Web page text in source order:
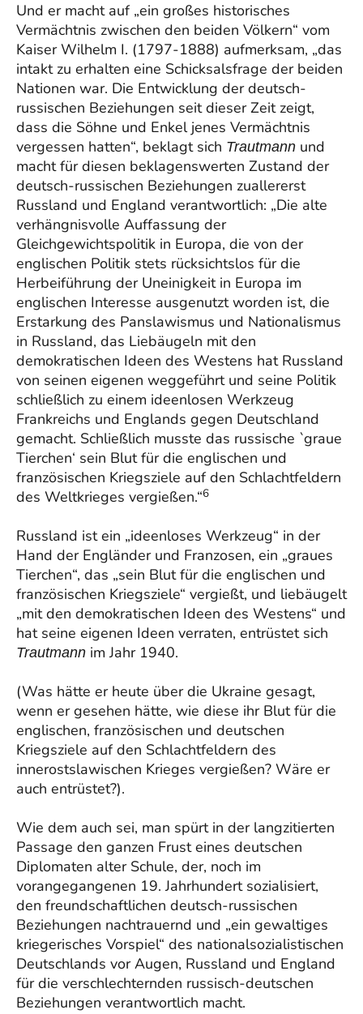
Und er macht auf „ein großes historisches
Vermächtnis zwischen den beiden Völkern“ vom
Kaiser Wilhelm I. (1797-1888) aufmerksam, „das
intakt zu erhalten eine Schicksalsfrage der beiden
Nationen war. Die Entwicklung der deutsch-
russischen Beziehungen seit dieser Zeit zeigt,
dass die Söhne und Enkel jenes Vermächtnis
vergessen hatten“, beklagt sich Trautmann und
macht für diesen beklagenswerten Zustand der
deutsch-russischen Beziehungen zuallererst
Russland und England verantwortlich: „Die alte
verhängnisvolle Auffassung der
Gleichgewichtspolitik in Europa, die von der
englischen Politik stets rücksichtslos für die
Herbeiführung der Uneinigkeit in Europa im
englischen Interesse ausgenutzt worden ist, die
Erstarkung des Panslawismus und Nationalismus
in Russland, das Liebäugeln mit den
demokratischen Ideen des Westens hat Russland
von seinen eigenen weggeführt und seine Politik
schließlich zu einem ideenlosen Werkzeug
Frankreichs und Englands gegen Deutschland
gemacht. Schließlich musste das russische `graue
Tierchen‘ sein Blut für die englischen und
französischen Kriegsziele auf den Schlachtfeldern
des Weltkrieges vergießen.“6
Russland ist ein „ideenloses Werkzeug“ in der
Hand der Engländer und Franzosen, ein „graues
Tierchen“, das „sein Blut für die englischen und
französischen Kriegsziele“ vergießt, und liebäugelt
„mit den demokratischen Ideen des Westens“ und
hat seine eigenen Ideen verraten, entrüstet sich
Trautmann im Jahr 1940.
(Was hätte er heute über die Ukraine gesagt,
wenn er gesehen hätte, wie diese ihr Blut für die
englischen, französischen und deutschen
Kriegsziele auf den Schlachtfeldern des
innerostslawischen Krieges vergießen? Wäre er
auch entrüstet?).
Wie dem auch sei, man spürt in der langzitierten
Passage den ganzen Frust eines deutschen
Diplomaten alter Schule, der, noch im
vorangegangenen 19. Jahrhundert sozialisiert,
den freundschaftlichen deutsch-russischen
Beziehungen nachtrauernd und „ein gewaltiges
kriegerisches Vorspiel“ des nationalsozialistischen
Deutschlands vor Augen, Russland und England
für die verschlechternden russisch-deutschen
Beziehungen verantwortlich macht.